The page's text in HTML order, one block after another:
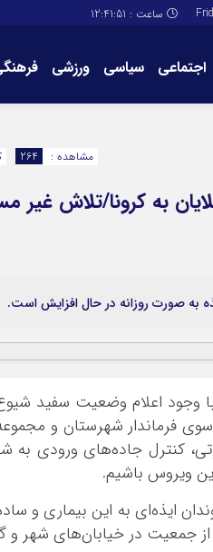
ساعت : 12:41:52
اجتماعی سیاسی ورزشی
مشاهده : 264
به کرونا/تلاش غیر
به صورت روزانه در حال افزایش است.
وجود اعلام وضعیت سفید
فرماندار شهرستان و
کنترل جاده‌های ورودی
ویروس باشیم.
ایذه‌ای به این بیماری و
از جمعیت در خیابان‌های شهر و